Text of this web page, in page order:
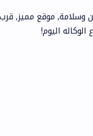
وسلامة, موقع مميز,